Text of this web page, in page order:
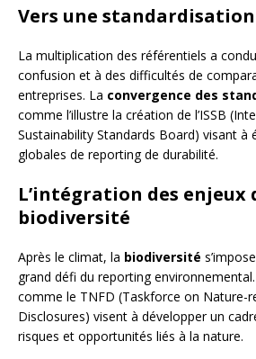
Vers une
La multiplication des référentiels a
confusion et à des difficultés de
entreprises. La convergence des
comme l’illustre la création de l’ISSB
Sustainability Standards Board) visant à
globales de reporting de durabilité.
L’intégration des enjeux
biodiversité
Après le climat, la biodiversité
grand défi du reporting
comme le TNFD (Taskforce on Nature-
Disclosures) visent à développer un
risques et opportunités liés à la nature.